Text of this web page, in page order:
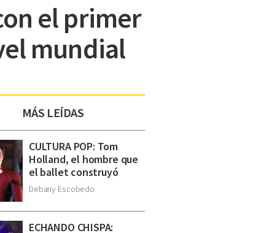
el primer
mundial
MÁS LEÍDAS
CULTURA POP: Tom
Holland, el hombre que
el ballet construyó
Debany Escobedo
ECHANDO CHISPA: